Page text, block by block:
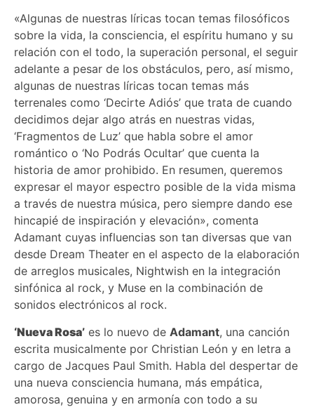
«Algunas de nuestras líricas tocan temas filosóficos
sobre la vida, la consciencia, el espíritu humano y su
relación con el todo, la superación personal, el seguir
adelante a pesar de los obstáculos, pero, así mismo,
algunas de nuestras líricas tocan temas más
terrenales como ‘Decirte Adiós’ que trata de cuando
decidimos dejar algo atrás en nuestras vidas,
‘Fragmentos de Luz’ que habla sobre el amor
romántico o ‘No Podrás Ocultar’ que cuenta la
historia de amor prohibido. En resumen, queremos
expresar el mayor espectro posible de la vida misma
a través de nuestra música, pero siempre dando ese
hincapié de inspiración y elevación», comenta
Adamant cuyas influencias son tan diversas que van
desde Dream Theater en el aspecto de la elaboración
de arreglos musicales, Nightwish en la integración
sinfónica al rock, y Muse en la combinación de
sonidos electrónicos al rock.
‘Nueva Rosa’ es lo nuevo de Adamant, una canción
escrita musicalmente por Christian León y en letra a
cargo de Jacques Paul Smith. Habla del despertar de
una nueva consciencia humana, más empática,
amorosa, genuina y en armonía con todo a su